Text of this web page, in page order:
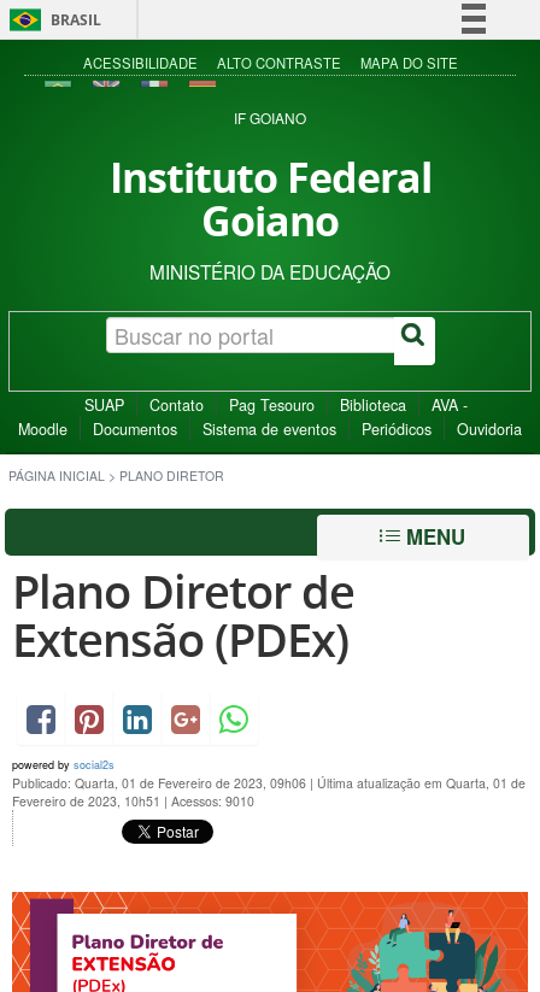
BRASIL
Simplifique!
Acesso à informação
ACESSIBILIDADE ALTO CONTRASTE MAPA DO SITE
IF GOIANO
Instituto Federal
Goiano
MINISTÉRIO DA EDUCAÇÃO
SUAP Contato Pag Tesouro Biblioteca
AVA -
Moodle
Documentos Sistema de eventos Periódicos Ouvidoria
PÁGINA INICIAL > PLANO DIRETOR
MENU
Plano Diretor de
Extensão (PDEx)
powered by social2s
Publicado: Quarta, 01 de Fevereiro de 2023, 09h06 | Última atualização em Quarta, 01 de
Fevereiro de 2023, 10h51 | Acessos: 9010